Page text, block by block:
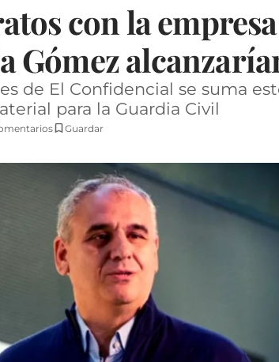
con la
Gómez
de El Confidencial se suma
para la Guardia Civil
Guardar